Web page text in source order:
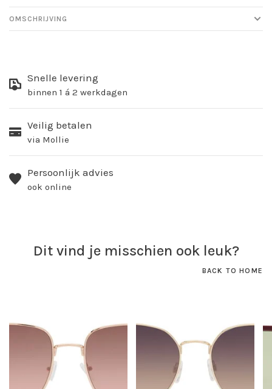
OMSCHRIJVING
Snelle levering
binnen 1 á 2 werkdagen
Veilig betalen
via Mollie
Persoonlijk advies
ook online
Dit vind je misschien ook leuk?
BACK TO HOME